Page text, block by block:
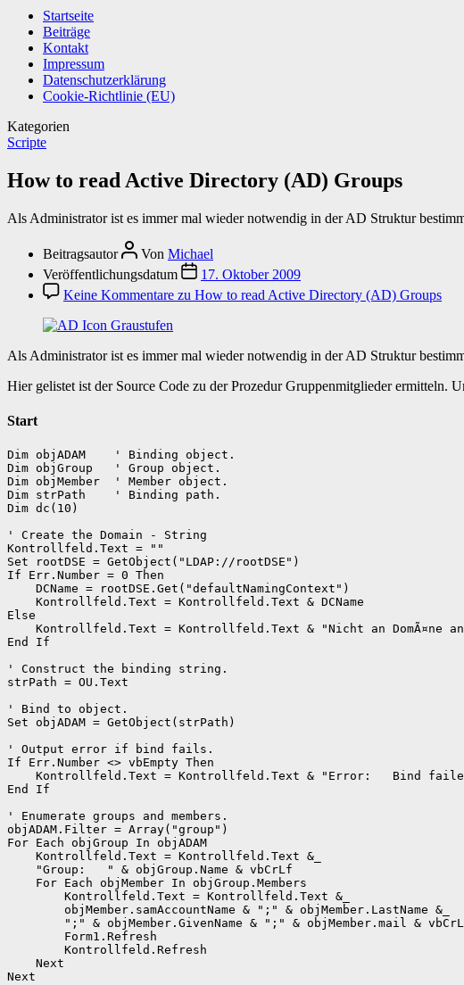
Startseite
Beiträge
Kontakt
Impressum
Datenschutzerklärung
Cookie-Richtlinie (EU)
Kategorien
Scripte
How to read Active Directory (AD) Groups
Als Administrator ist es immer mal wieder notwendig in der AD Struktur
Beitragsautor Von Michael
Veröffentlichungsdatum
17. Oktober 2009
Keine Kommentare zu How to read Active Directory (AD) Groups
Als Administrator ist es immer mal wieder notwendig in der AD Struktur
Hier gelistet ist der Source Code zu der Prozedur Gruppenmitglieder ermitteln.
Start
Dim objADAM    ' Binding object.
Dim objGroup   ' Group object.
Dim objMember  ' Member object.
Dim strPath    ' Binding path.
Dim dc(10)
' Create the Domain - String
Kontrollfeld.Text = ""
Set rootDSE = GetObject("LDAP://rootDSE")
If Err.Number = 0 Then
    DCName = rootDSE.Get("defaultNamingContext")
    Kontrollfeld.Text = Kontrollfeld.Text & DCName
Else
Kontrollfeld.Text = Kontrollfeld.Text & "Nicht an DomÃ¤ne
End If
' Construct the binding string.
strPath = OU.Text
' Bind to object.
Set objADAM = GetObject(strPath)
' Output error if bind fails.
If Err.Number <> vbEmpty Then
Kontrollfeld.Text = Kontrollfeld.Text & "Error:   Bind
End If
' Enumerate groups and members.
objADAM.Filter = Array("group")
For Each objGroup In objADAM
    Kontrollfeld.Text = Kontrollfeld.Text &_
    "Group:   " & objGroup.Name & vbCrLf
    For Each objMember In objGroup.Members
        Kontrollfeld.Text = Kontrollfeld.Text &_
        objMember.samAccountName & ";" & objMember.LastName &_
";" & objMember.GivenName & ";" & objMember.mail &
        Form1.Refresh
        Kontrollfeld.Refresh
    Next
Next